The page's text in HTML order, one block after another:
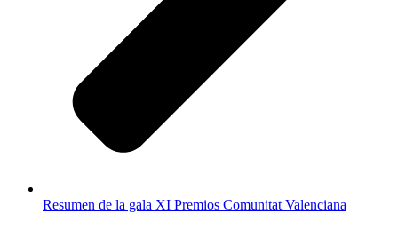
Resumen de la gala XI Premios Comunitat Valenciana